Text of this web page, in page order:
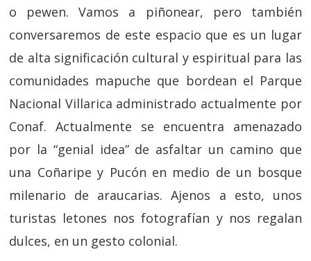
o pewen. Vamos a piñonear, pero también
conversaremos de este espacio que es un lugar
de alta significación cultural y espiritual para las
comunidades mapuche que bordean el Parque
Nacional Villarica administrado actualmente por
Conaf. Actualmente se encuentra amenazado
por la “genial idea” de asfaltar un camino que
una Coñaripe y Pucón en medio de un bosque
milenario de araucarias. Ajenos a esto, unos
turistas letones nos fotografían y nos regalan
dulces, en un gesto colonial.